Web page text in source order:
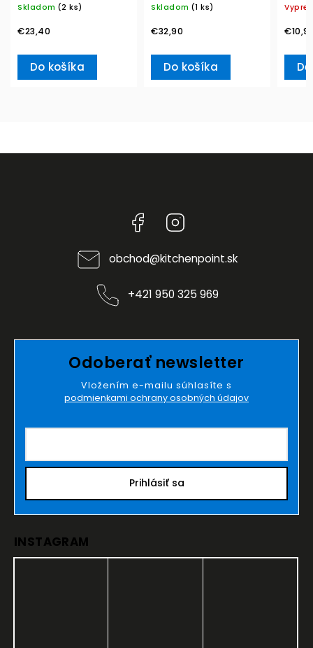
Skladom (2 ks)
€23,40
Do košíka
Boch
Skladom (1 ks)
€32,90
Do košíka
Facebook
obchod@kitchenpoint.sk
+421 950 325 969
Odoberať newsletter
Vložením e-mailu súhlasíte s
podmienkami ochrany osobných údajov
Prihlásiť sa
INSTAGRAM